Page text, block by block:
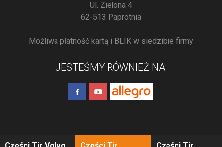
Ul. Zielona 4
62-513 Paprotnia
Możliwa płatność kartą i BLIK w siedzibie firmy
JESTEŚMY RÓWNIEŻ NA: